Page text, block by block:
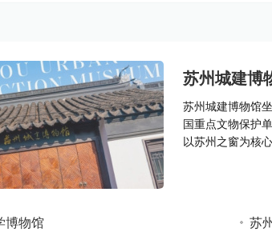
苏州城建博
苏州城建博物馆
国重点文物保护
以苏州之窗为核
博物馆
苏